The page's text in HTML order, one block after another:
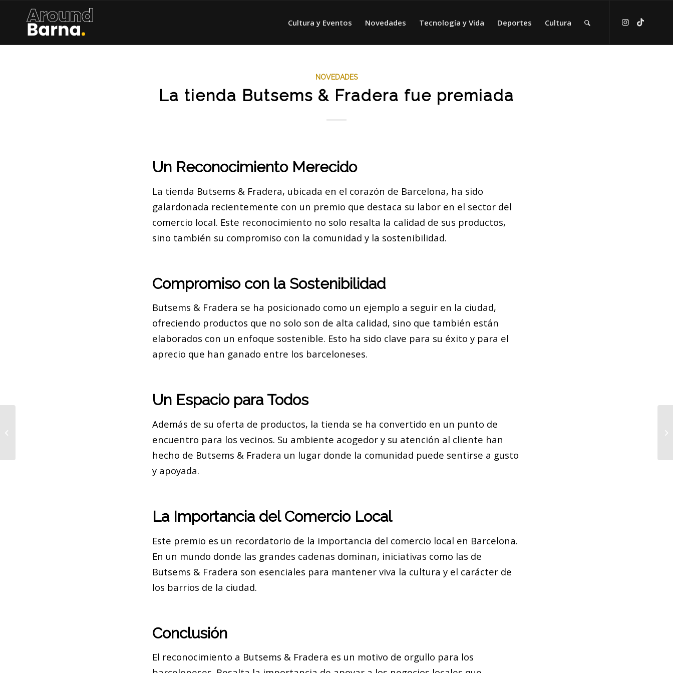
Cultura y Eventos Novedades Tecnología y Vida Deportes Cultura
NOVEDADES
La tienda Butsems & Fradera fue premiada
Un Reconocimiento Merecido
La tienda Butsems & Fradera, ubicada en el corazón de Barcelona, ha sido
galardonada recientemente con un premio que destaca su labor en el sector del
comercio local. Este reconocimiento no solo resalta la calidad de sus productos,
sino también su compromiso con la comunidad y la sostenibilidad.
Compromiso con la Sostenibilidad
Butsems & Fradera se ha posicionado como un ejemplo a seguir en la ciudad,
ofreciendo productos que no solo son de alta calidad, sino que también están
elaborados con un enfoque sostenible. Esto ha sido clave para su éxito y para el
aprecio que han ganado entre los barceloneses.
Un Espacio para Todos
Además de su oferta de productos, la tienda se ha convertido en un punto de
encuentro para los vecinos. Su ambiente acogedor y su atención al cliente han
hecho de Butsems & Fradera un lugar donde la comunidad puede sentirse a gusto
y apoyada.
La Importancia del Comercio Local
Este premio es un recordatorio de la importancia del comercio local en Barcelona.
En un mundo donde las grandes cadenas dominan, iniciativas como las de
Butsems & Fradera son esenciales para mantener viva la cultura y el carácter de
los barrios de la ciudad.
Conclusión
El reconocimiento a Butsems & Fradera es un motivo de orgullo para los